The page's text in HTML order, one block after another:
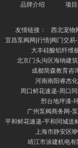
品牌介绍 项
友情链接： 西北宠物
宜昌泵阀网|行情|阀门交易
大丰硅酸铝纤维
北京门头沟区海纳建
成都简森教育咨
河南南阳睿杰
周口鲜花速递-周口
邢台地坪漆-
广州泵阀商务网-
平和鲜花速递-平和同城送
上海市静安区
靖江市涂建机电有